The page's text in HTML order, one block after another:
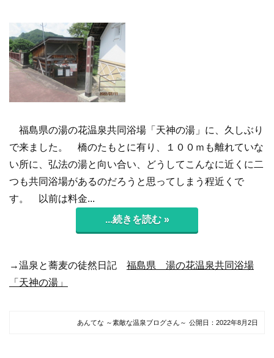
福島県の湯の花温泉共同浴場「天神の湯」に、久しぶり
で来ました。 橋のたもとに有り、１００ｍも離れていな
い所に、弘法の湯と向い合い、どうしてこんなに近くに二
つも共同浴場があるのだろうと思ってしまう程近くで
す。 以前は料金...
...続きを読む »
→温泉と蕎麦の徒然日記 福島県 湯の花温泉共同浴場
「天神の湯」
あんてな ～素敵な温泉ブログさん～ 公開日： 2022年8月2日